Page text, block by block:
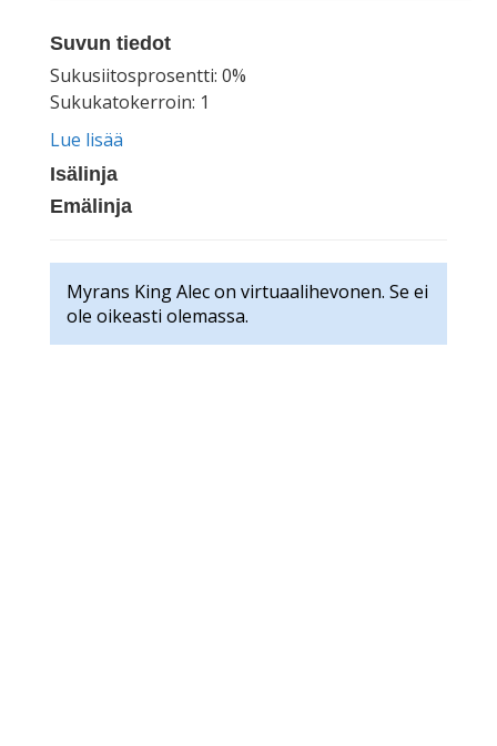
Suvun tiedot
Sukusiitosprosentti: 0%
Sukukatokerroin: 1
Lue lisää
Isälinja
Emälinja
Myrans King Alec on virtuaalihevonen. Se ei
ole oikeasti olemassa.